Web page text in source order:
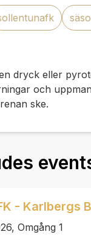
dryck eller
och
ske.
- Karlbergs
Omgång 1